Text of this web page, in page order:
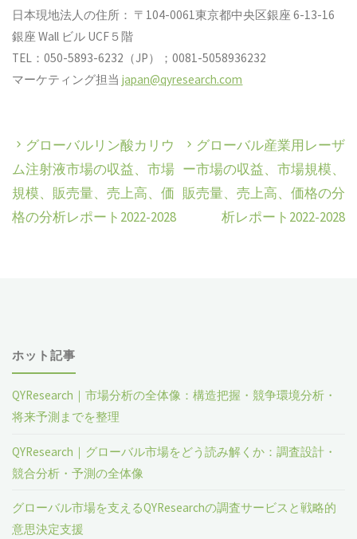
日本現地法人の住所： 〒104-0061東京都中央区銀座 6-13-16
銀座 Wall ビル UCF５階
TEL：050-5893-6232（JP）；0081-5058936232
マーケティング担当japan@qyresearch.com
グローバルリン酸カリウ
ム注射液市場の収益、市場
規模、販売量、売上高、価
格の分析レポート2022-2028
グローバル産業用レーザ
ー市場の収益、市場規模、
販売量、売上高、価格の分
析レポート2022-2028
ホット記事
QYResearch｜市場分析の全体像：構造把握・競争環境分析・
将来予測までを整理
QYResearch｜グローバル市場をどう読み解くか：調査設計・
競合分析・予測の全体像
グローバル市場を支えるQYResearchの調査サービスと戦略的
意思決定支援